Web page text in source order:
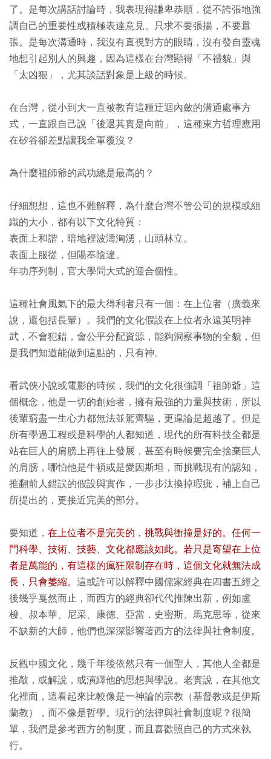
了。是每次講話討論時，我表現得謙卑恭順，從不誇張地強
調自己的重要性或積極表達意見。只求不要張揚，不要囂
張。是每次溝通時，我沒有直視對方的眼睛，沒有發自靈魂
地想引起別人的興趣，因為這樣在台灣顯得「不禮貌」與
「太凶狠」，尤其談話對象是上級的時候。
在台灣，從小到大一直被教育這種迂迴內斂的溝通處事方
式，一直跟自己說「後退其實是向前」，這種東方哲理應用
在矽谷卻差點讓我全軍覆沒？
為什麼祖師爺的武功總是最高的？
仔細想想，這也不難解釋，為什麼台灣不管公司的規模或組
織的大小，都有以下文化特質：
表面上和諧，暗地裡波濤洶湧，山頭林立。
表面上服從，但陽奉陰違。
年功序列制，官大學問大式的迎合個性。
這種社會風氣下的最大得利者只有一個：在上位者（廣義來
說，還包括長輩）。我們的文化假設在上位者永遠英明神
武，不會犯錯，會公平分配資源，能夠洞察事物的全貌，但
是我們知道能做到這點的，只有神。
看武俠小說或電影的時候，我們的文化很強調「祖師爺」這
個概念，他是一切的創始者，擁有最強的力量與技術，所以
後輩窮盡一生心力都無法並駕齊驅，更遑論是超越了。但是
所有學過工程或是科學的人都知道，現代的所有科技全都是
站在巨人的肩膀上再往上發展，甚至有時候要完全捨棄巨人
的肩膀，哪怕他是牛頓或是愛因斯坦，而挑戰現有的認知，
推翻前人錯誤的假設與實作，一步步汰換掉瑕疵，補上自己
所提出的，更接近完美的部分。
要知道， 在上位者不是完美的，挑戰與衝撞是好的。任何一
門科學、技術、技藝、文化都應該如此。若只是寄望在上位
者是萬能的，有這樣的瘋狂限制存在時，這個文化就無法成
長，只會萎縮。 這或許可以解釋中國儒家經典在四書五經之
後幾乎戛然而止，而西方的經典卻代代推陳出新，例如盧
梭、叔本華、尼采、康德、亞當．史密斯、馬克思等，從來
不缺新的大師，他們也深深影響著西方的法律與社會制度。
反觀中國文化，幾千年後依然只有一個聖人，其他人全都是
推敲，或解說，或演繹他的思想與學說。老實說，在其他文
化裡面，這看起來比較像是一神論的宗教（基督教或是伊斯
蘭教），而不像是哲學。現行的法律與社會制度呢？很簡
單，我們是參考西方的制度，而且喜歡照自己的方式來執
行。